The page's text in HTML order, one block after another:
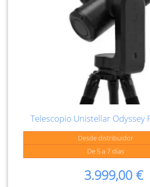
Telescopio Unistellar Odyssey
Desde distribuidor
De 5 a 7 días
3.999,00 €